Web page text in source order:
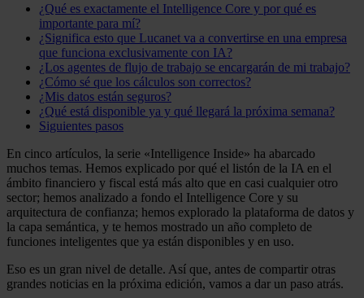
¿Qué es exactamente el Intelligence Core y por qué es
importante para mí?
¿Significa esto que Lucanet va a convertirse en una empresa
que funciona exclusivamente con IA?
¿Los agentes de flujo de trabajo se encargarán de mi trabajo?
¿Cómo sé que los cálculos son correctos?
¿Mis datos están seguros?
¿Qué está disponible ya y qué llegará la próxima semana?
Siguientes pasos
En cinco artículos, la serie «Intelligence Inside» ha abarcado
muchos temas. Hemos explicado por qué el listón de la IA en el
ámbito financiero y fiscal está más alto que en casi cualquier otro
sector; hemos analizado a fondo el Intelligence Core y su
arquitectura de confianza; hemos explorado la plataforma de datos y
la capa semántica, y te hemos mostrado un año completo de
funciones inteligentes que ya están disponibles y en uso.
Eso es un gran nivel de detalle. Así que, antes de compartir otras
grandes noticias en la próxima edición, vamos a dar un paso atrás.